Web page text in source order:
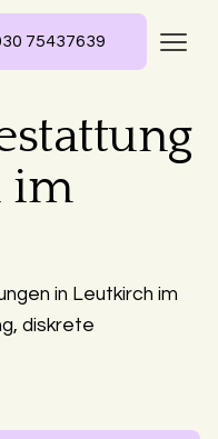
75437639
im
in Leutkirch im
diskrete